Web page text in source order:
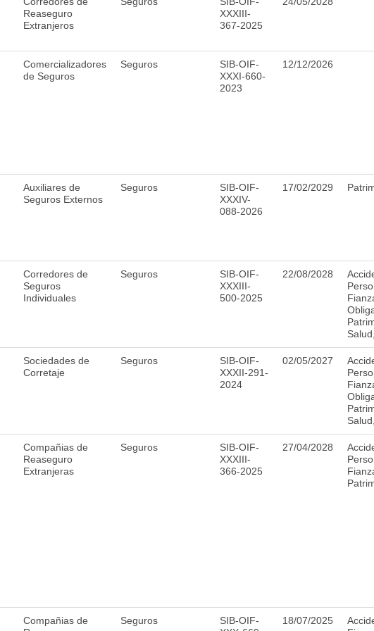
Reaseguro
Extranjeros
XXXIII-
367-2025
Comercializadores
de Seguros
Seguros
SIB-OIF-
XXXI-660-
2023
12/12/2026
Auxiliares de
Seguros Externos
Seguros
SIB-OIF-
XXXIV-
088-2026
17/02/2029
Corredores de
Seguros
Individuales
Seguros
SIB-OIF-
XXXIII-
500-2025
22/08/2028
Sociedades de
Corretaje
Seguros
SIB-OIF-
XXXII-291-
2024
02/05/2027
Compañias de
Reaseguro
Extranjeras
Seguros
SIB-OIF-
XXXIII-
366-2025
27/04/2028
Compañias de
Seguros
SIB-OIF-
18/07/2025